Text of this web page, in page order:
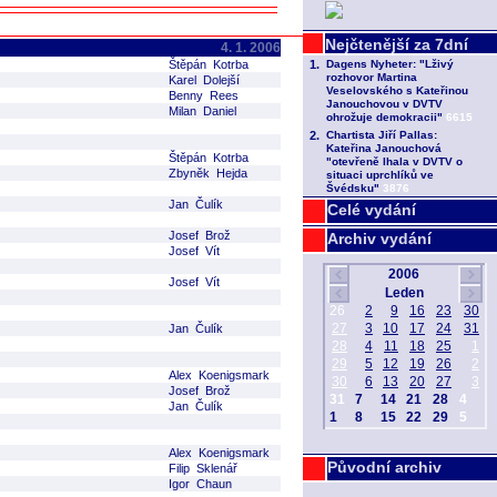
Celé vydání
Archiv vydání
Původní archiv
4. 1. 2006
Štěpán Kotrba
Karel Dolejší
Benny Rees
Milan Daniel
Štěpán Kotrba
Zbyněk Hejda
Jan Čulík
Josef Brož
Josef Vít
Josef Vít
Jan Čulík
Alex Koenigsmark
Josef Brož
Jan Čulík
Alex Koenigsmark
Filip Sklenář
Igor Chaun